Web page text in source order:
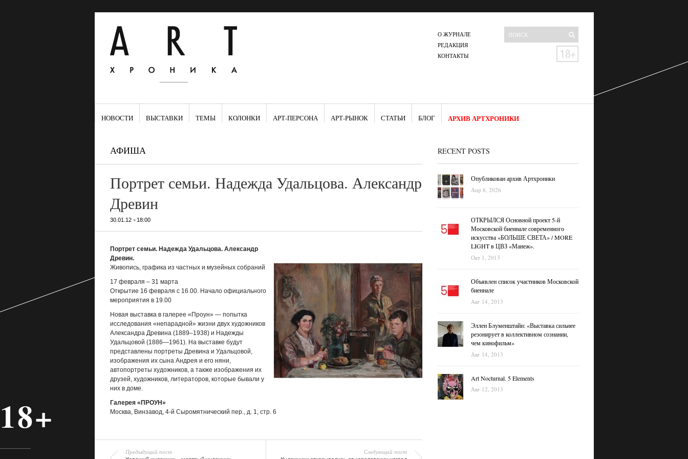
О ЖУРНАЛЕ
РЕДАКЦИЯ
КОНТАКТЫ
НОВОСТИ ВЫСТАВКИ ТЕМЫ КОЛОНКИ АРТ-ПЕРСОНА АРТ-РЫНОК СТАТЬИ БЛОГ АРХИВ АРТХРОНИКИ
АФИША
Портрет семьи. Надежда Удальцова. Александр
Древин
30.01.12• 18:00
Портрет семьи. Надежда Удальцова. Александр
Древин.
Живопись, графика из частных и музейных собраний
17 февраля – 31 марта
Открытие 16 февраля с 16.00. Начало официального
мероприятия в 19.00
Новая выставка в галерее «Проун» — попытка
исследования «непарадной» жизни двух художников
Александра Древина (1889–1938) и Надежды
Удальцовой (1886—1961). На выставке будут
представлены портреты Древина и Удальцовой,
изображения их сына Андрея и его няни,
автопортреты художников, а также изображения их
друзей, художников, литераторов, которые бывали у
них в доме.
Галерея «ПРОУН»
Москва, Винзавод, 4-й Сыромятнический пер., д. 1, стр. 6
Предыдущий пост Следующий пост
RECENT POSTS
Опубликован архив Артхроники
Апр 8, 2026
ОТКРЫЛСЯ Основной проект 5-й
Московской биеннале современного
искусства «БОЛЬШЕ СВЕТА» / MORE
LIGHT в ЦВЗ «Манеж».
Окт 1, 2013
Объявлен список участников Московской
биеннале
Авг 14, 2013
Эллен Блуменштайн: «Выставка сильнее
резонирует в коллективном сознании,
чем кинофильм»
Авг 14, 2013
Art Nocturnal. 5 Elements
Авг 12, 2013
18+